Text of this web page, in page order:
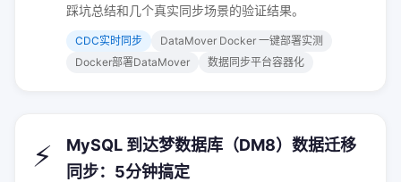
踩坑总结和几个真实同步场景的验证结果。
CDC实时同步
DataMover Docker 一键部署实测
Docker部署DataMover
数据同步平台容器化
⚡
MySQL 到达梦数据库（DM8）数据迁移
同步：5分钟搞定